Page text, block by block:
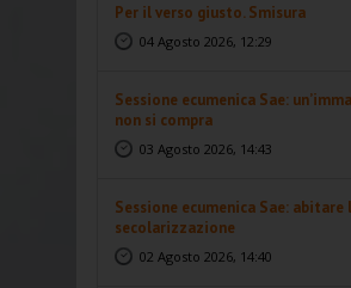
Per il verso giusto. Smisura
04 Agosto 2026, 12:29
Sessione ecumenica Sae:
non si compra
03 Agosto 2026, 14:43
Sessione ecumenica Sae: abitare
secolarizzazione
02 Agosto 2026, 14:40